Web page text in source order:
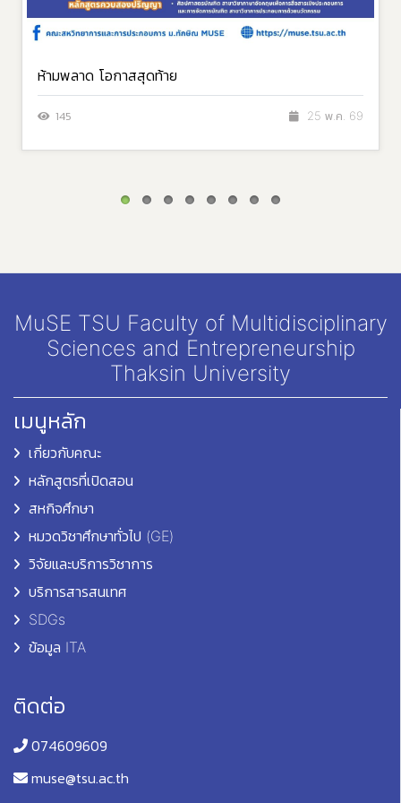
ห้ามพลาด โอกาสสุดท้าย
145 25 พ.ค. 69
MuSE TSU Faculty of Multidisciplinary
Sciences and Entrepreneurship
Thaksin University
เมนูหลัก
เกี่ยวกับคณะ
หลักสูตรที่เปิดสอน
สหกิจศึกษา
หมวดวิชาศึกษาทั่วไป (GE)
วิจัยและบริการวิชาการ
บริการสารสนเทศ
SDGs
ข้อมูล ITA
ติดต่อ
074609609
muse@tsu.ac.th